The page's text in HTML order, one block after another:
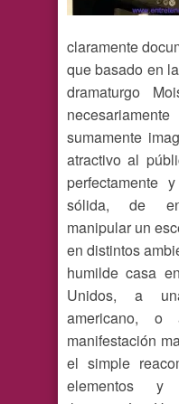
claramente
que basado en
dramaturgo
sumamente
atractivo al
perfectamente
sólida, de
manipular un
en distintos
humilde casa
Unidos, a
americano,
manifestación
el simple
elementos